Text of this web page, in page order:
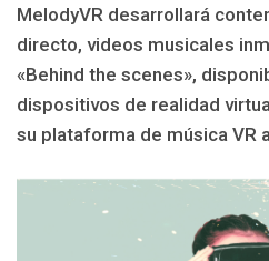
MelodyVR desarrollará
directo, videos musicales
«Behind the scenes»,
dispositivos de realidad
su plataforma de música VR